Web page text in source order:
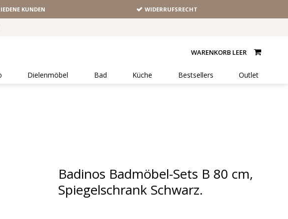
KUNDEN WIDERRUFSRECHT
WARENKORB LEER
Dielenmöbel Bad Küche Bestsellers Outlet
Badinos Badmöbel-Sets B 80 cm,
Spiegelschrank Schwarz.